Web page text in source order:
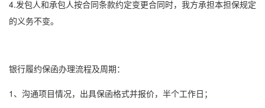
4.发包人和承包人按合同条款约定变更合同时，我方承担本担保规定
的义务不变。
银行履约保函办理流程及周期：
1、沟通项目情况，出具保函格式并报价，半个工作日；